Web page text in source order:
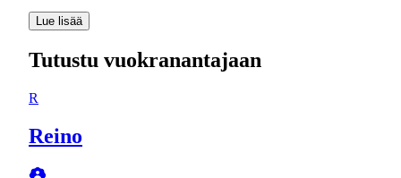
Lue lisää
Tutustu vuokranantajaan
R
Reino